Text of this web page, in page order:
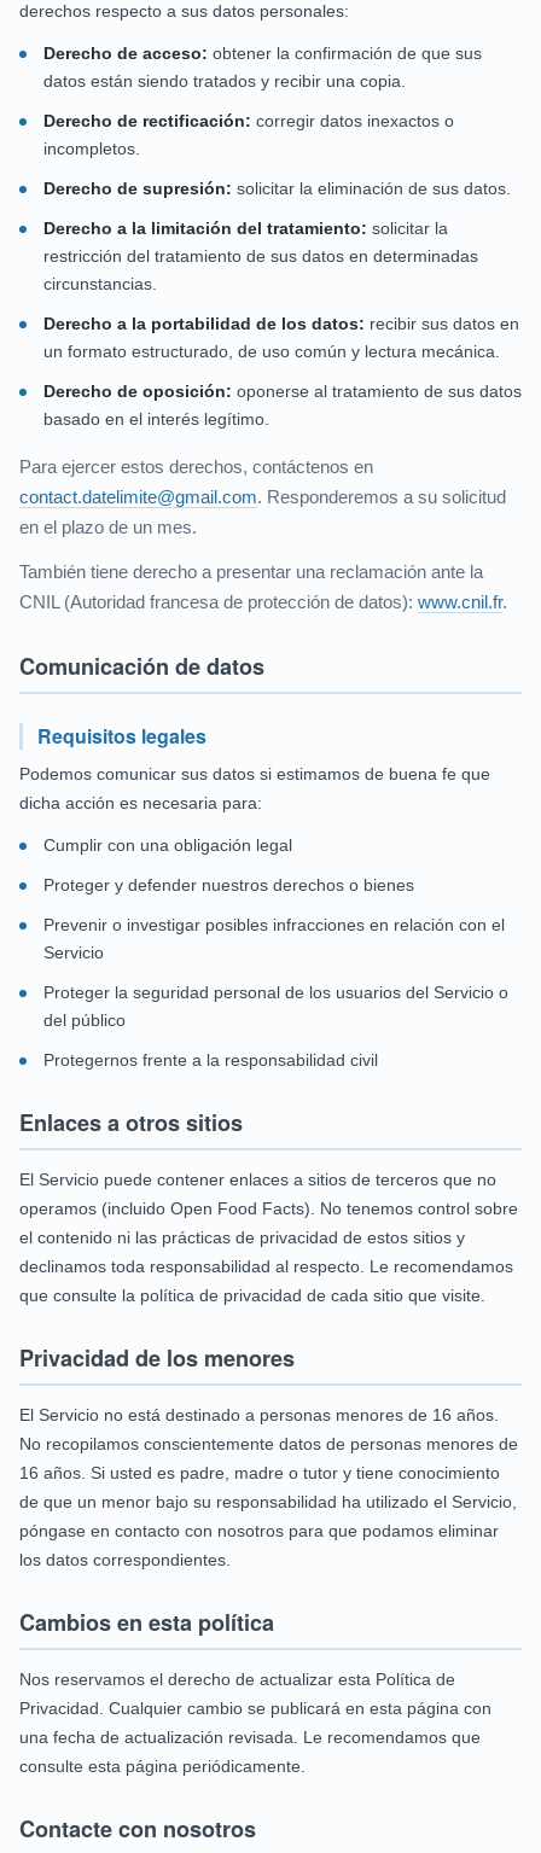
derechos respecto a sus datos personales:
Derecho de acceso: obtener la confirmación de que sus
datos están siendo tratados y recibir una copia.
Derecho de rectificación: corregir datos inexactos o
incompletos.
Derecho de supresión: solicitar la eliminación de sus datos.
Derecho a la limitación del tratamiento: solicitar la
restricción del tratamiento de sus datos en determinadas
circunstancias.
Derecho a la portabilidad de los datos: recibir sus datos en
un formato estructurado, de uso común y lectura mecánica.
Derecho de oposición: oponerse al tratamiento de sus datos
basado en el interés legítimo.
Para ejercer estos derechos, contáctenos en
contact.datelimite@gmail.com. Responderemos a su solicitud
en el plazo de un mes.
También tiene derecho a presentar una reclamación ante la
CNIL (Autoridad francesa de protección de datos): www.cnil.fr.
Comunicación de datos
Requisitos legales
Podemos comunicar sus datos si estimamos de buena fe que
dicha acción es necesaria para:
Cumplir con una obligación legal
Proteger y defender nuestros derechos o bienes
Prevenir o investigar posibles infracciones en relación con el
Servicio
Proteger la seguridad personal de los usuarios del Servicio o
del público
Protegernos frente a la responsabilidad civil
Enlaces a otros sitios
El Servicio puede contener enlaces a sitios de terceros que no
operamos (incluido Open Food Facts). No tenemos control sobre
el contenido ni las prácticas de privacidad de estos sitios y
declinamos toda responsabilidad al respecto. Le recomendamos
que consulte la política de privacidad de cada sitio que visite.
Privacidad de los menores
El Servicio no está destinado a personas menores de 16 años.
No recopilamos conscientemente datos de personas menores de
16 años. Si usted es padre, madre o tutor y tiene conocimiento
de que un menor bajo su responsabilidad ha utilizado el Servicio,
póngase en contacto con nosotros para que podamos eliminar
los datos correspondientes.
Cambios en esta política
Nos reservamos el derecho de actualizar esta Política de
Privacidad. Cualquier cambio se publicará en esta página con
una fecha de actualización revisada. Le recomendamos que
consulte esta página periódicamente.
Contacte con nosotros